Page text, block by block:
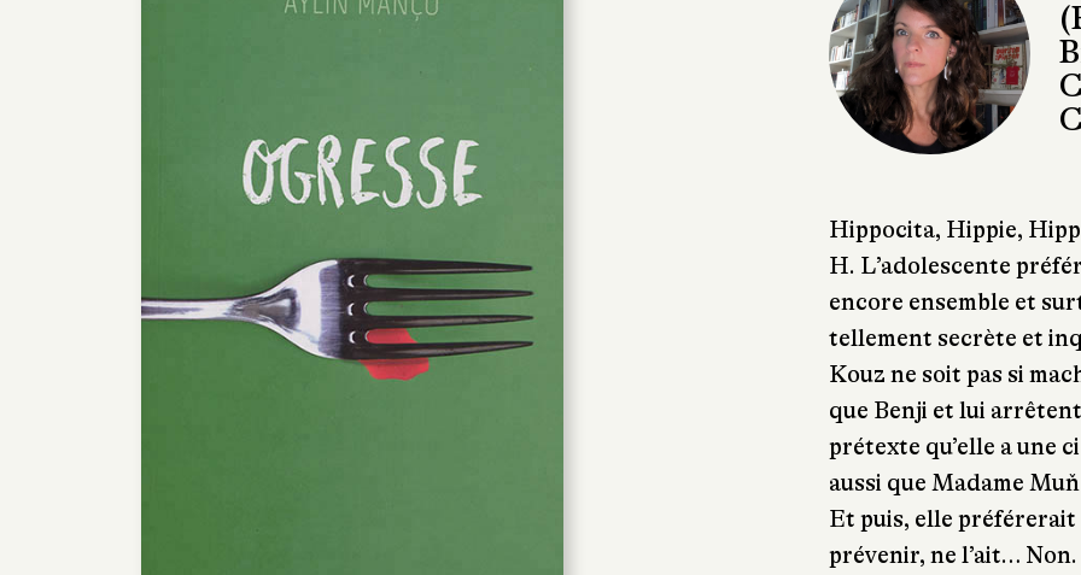
Hippocita, Hippie,
H. L’adolescente
encore ensemble et
tellement secrète et
Kouz ne soit pas si
que Benji et lui arrêtent
prétexte qu’elle a une
aussi que Madame
Et puis, elle préférerait
prévenir, ne l’ait… Non.